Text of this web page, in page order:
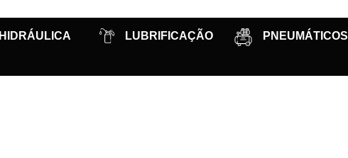
HIDRÁULICA LUBRIFICAÇÃO PNEUMÁTICOS